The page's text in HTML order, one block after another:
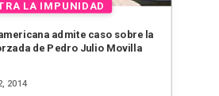
admite caso sobre la
de Pedro Julio Movilla
2014